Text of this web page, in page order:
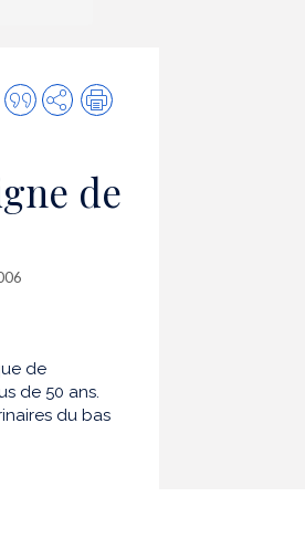
Citer
cette
PartagerImpression
de
de
de 50 ans.
du bas